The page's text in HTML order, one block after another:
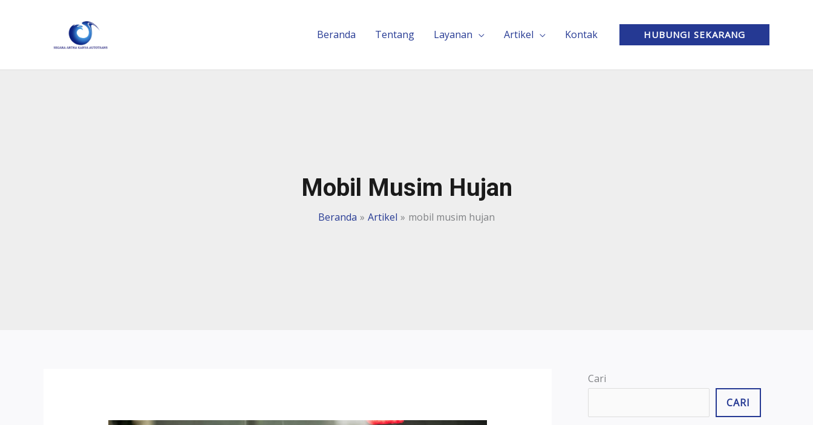
Beranda Tentang Layanan Artikel Kontak HUBUNGI SEKARANG
Mobil Musim Hujan
Beranda Artikel mobil musim hujan
Cari
CARI